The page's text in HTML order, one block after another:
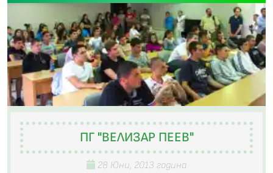
ПГ "ВЕЛИЗАР ПЕЕВ"
28 Юни, 2013 година